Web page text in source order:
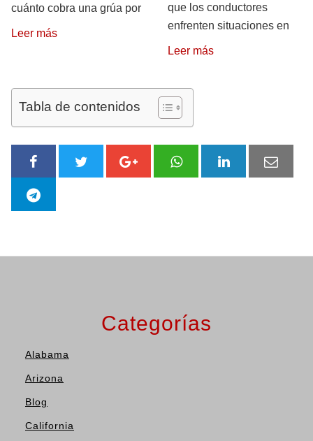
cuánto cobra una grúa por
Leer más
que los conductores
enfrenten situaciones en
Leer más
Tabla de contenidos
Categorías
Alabama
Arizona
Blog
California